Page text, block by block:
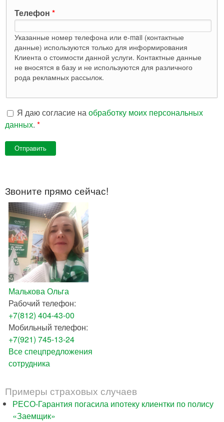
Телефон *
Указанные номер телефона или e-mail (контактные
данные) используются только для информирования
Клиента о стоимости данной услуги. Контактные данные
не вносятся в базу и не используются для различного
рода рекламных рассылок.
Я даю согласие наобработку моих персональных
данных. *
Звоните прямо сейчас!
Малькова Ольга
Рабочий телефон:
+7(812) 404-43-00
Мобильный телефон:
+7(921) 745-13-24
Все спецпредложения
сотрудника
Примеры страховых случаев
РЕСО-Гарантия погасила ипотеку клиентки по полису
«Заемщик»